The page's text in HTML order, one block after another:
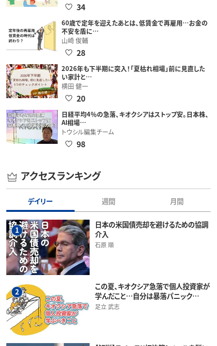
34
60歳で定年を迎えたあとは、低賃金で再雇用…お金の
不安を盾に…
山崎 俊輔
28
2026年も下半期に突入！「夏枯れ相場」前に見直した
い家計と…
横田 健一
20
日経平均4％の急落、キオクシアはストップ安。日本株、
AI相場…
トウシル編集チーム
98
アクセスランキング
デイリー 週間 月間
1
日本の米国債売却を避けるための協調
介入
石原 順
2
この夏、キオクシア急落で個人投資家が
学んだこと…自分は暴落パニック…
足立 武志